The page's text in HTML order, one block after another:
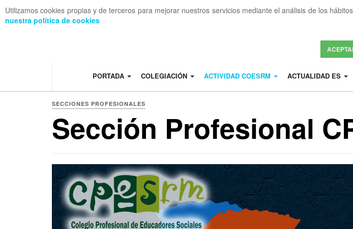
Utilizamos cookies propias y de terceros para mejorar nuestros servicios mediante el análisis de los
nuestra política de cookies
PORTADA COLEGIACIÓN ACTIVIDAD COESRM ACTUALIDAD ES
SECCIONES PROFESIONALES
Sección Profesional